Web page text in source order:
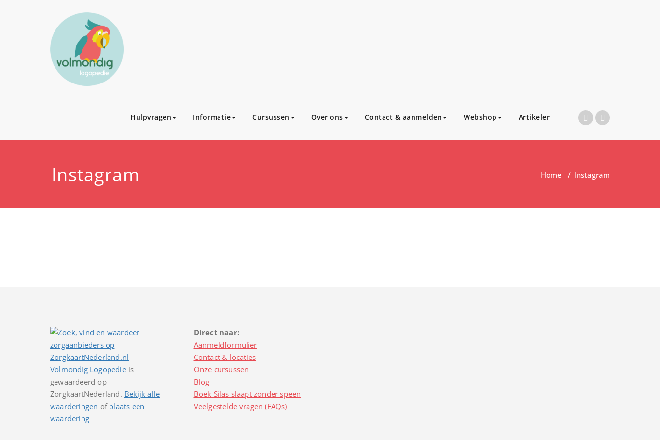
Hulpvragen Informatie Cursussen Over ons Contact & aanmelden Webshop Artikelen
Instagram Home / Instagram
Volmondig Logopedieis
gewaardeerd op
ZorgkaartNederland. Bekijk alle
waarderingen of plaats een
waardering
Direct naar:
Aanmeldformulier
Contact & locaties
Onze cursussen
Blog
Boek Silas slaapt zonder speen
Veelgestelde vragen (FAQs)